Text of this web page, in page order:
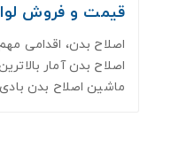
قیمت و فروش
اصلاح بدن، اقدامی
اصلاح بدن آمار
ماشین اصلاح بدن